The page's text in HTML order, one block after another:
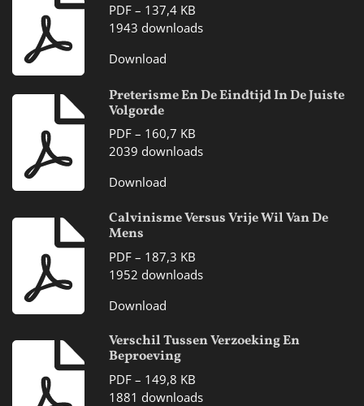
PDF – 137,4 KB
1943 downloads
Download
Preterisme En De Eindtijd In De Juiste
Volgorde
PDF – 160,7 KB
2039 downloads
Download
Calvinisme Versus Vrije Wil Van De
Mens
PDF – 187,3 KB
1952 downloads
Download
Verschil Tussen Verzoeking En
Beproeving
PDF – 149,8 KB
1881 downloads